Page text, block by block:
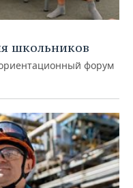
школьников
форум